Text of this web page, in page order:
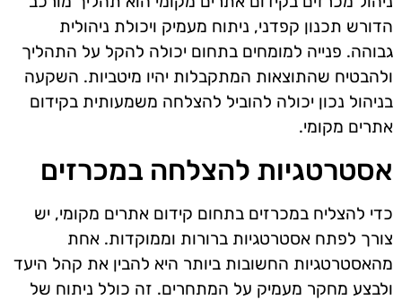
הדורש תכנון קפדני, ניתוח מעמיק ויכולת ניהולית
גבוהה. פנייה למומחים בתחום יכולה להקל על התהליך
ולהבטיח שהתוצאות המתקבלות יהיו מיטביות. השקעה
בניהול נכון יכולה להוביל להצלחה משמעותית בקידום
אתרים מקומי.
אסטרטגיות להצלחה במכרזים
כדי להצליח במכרזים בתחום קידום אתרים מקומי, יש
צורך לפתח אסטרטגיות ברורות וממוקדות. אחת
מהאסטרטגיות החשובות ביותר היא להבין את קהל היעד
ולבצע מחקר מעמיק על המתחרים. זה כולל ניתוח של